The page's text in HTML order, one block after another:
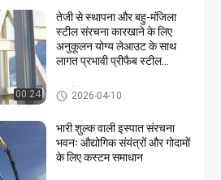
00:24
तेजी से स्थापना और बहु-मंजिला
स्टील संरचना कारखाने के लिए
अनुकूलन योग्य लेआउट के साथ
लागत प्रभावी प्रीफैब स्टील
बहुमंजिला इस्पात भवन
2026-04-10
भारी शुल्क वाली इस्पात संरचना
भवनः औद्योगिक संयंत्रों और गोदामों
के लिए कस्टम समाधान